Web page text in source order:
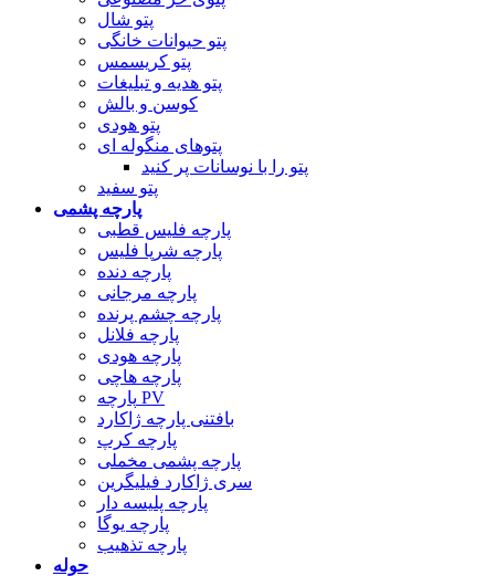
پتو شال
پتو حیوانات خانگی
پتو کریسمس
پتو هدیه و تبلیغات
کوسن و بالش
پتو هودی
پتوهای منگوله ای
پتو را با نوسانات پر کنید
پتو سفید
پارچه پشمی
پارچه فلیس قطبی
پارچه شرپا فلیس
پارچه دنده
پارچه مرجانی
پارچه چشم پرنده
پارچه فلانل
پارچه هودی
پارچه هاچی
پارچه PV
بافتنی پارچه ژاکارد
پارچه کرپ
پارچه پشمی مخملی
سری ژاکارد فیلیگرین
پارچه پلیسه دار
پارچه یوگا
پارچه تذهیب
حوله